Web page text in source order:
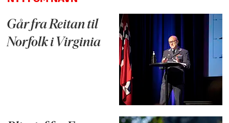
Går fra Reitan til
Norfolk i Virginia